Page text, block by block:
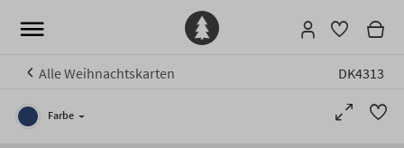
Alle Weihnachtskarten DK4313
Farbe